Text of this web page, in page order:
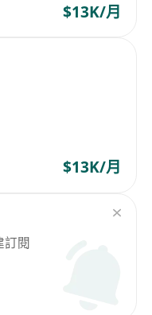
$13K/月
$13K/月
訂閱